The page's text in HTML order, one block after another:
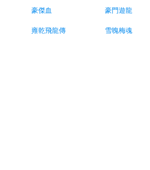
豪傑血 豪門遊龍
雍乾飛龍傳 雪魄梅魂